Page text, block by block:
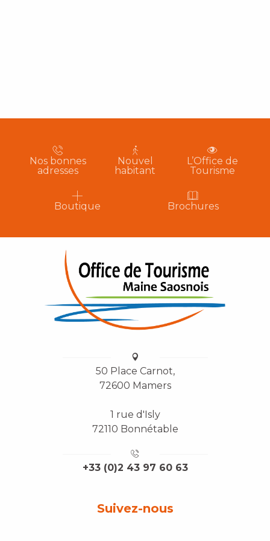
Nos bonnes
adresses
Nouvel
habitant
L’Office de
Tourisme
Boutique Brochures
50 Place Carnot,
72600 Mamers
1 rue d'Isly
72110 Bonnétable
+33 (0)2 43 97 60 63
Suivez-nous